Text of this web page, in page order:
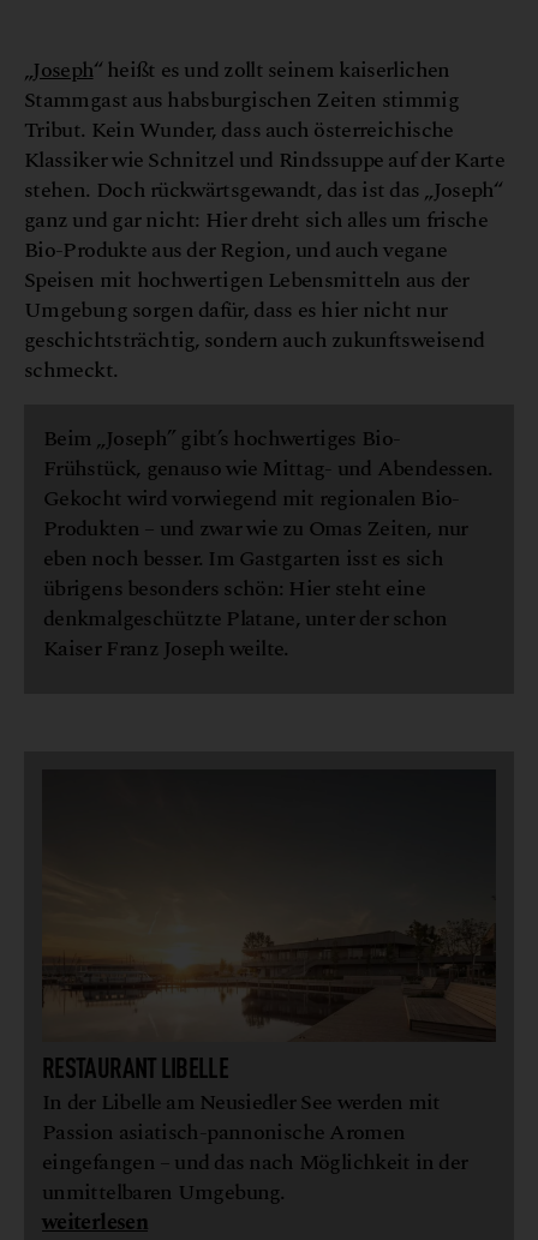
„Joseph“ heißt es und zollt seinem kaiserlichen
Stammgast aus habsburgischen Zeiten stimmig
Tribut. Kein Wunder, dass auch österreichische
Klassiker wie Schnitzel und Rindssuppe auf der Karte
stehen. Doch rückwärtsgewandt, das ist das „Joseph“
ganz und gar nicht: Hier dreht sich alles um frische
Bio-Produkte aus der Region, und auch vegane
Speisen mit hochwertigen Lebensmitteln aus der
Umgebung sorgen dafür, dass es hier nicht nur
geschichtsträchtig, sondern auch zukunftsweisend
schmeckt.
Beim „Joseph” gibt’s hochwertiges Bio-
Frühstück, genauso wie Mittag- und Abendessen.
Gekocht wird vorwiegend mit regionalen Bio-
Produkten – und zwar wie zu Omas Zeiten, nur
eben noch besser. Im Gastgarten isst es sich
übrigens besonders schön: Hier steht eine
denkmalgeschützte Platane, unter der schon
Kaiser Franz Joseph weilte.
RESTAURANT LIBELLE
In der Libelle am Neusiedler See werden mit
Passion asiatisch-pannonische Aromen
eingefangen – und das nach Möglichkeit in der
unmittelbaren Umgebung.
weiterlesen